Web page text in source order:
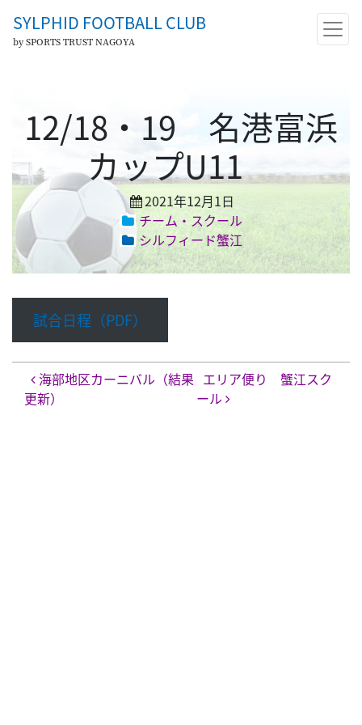
SYLPHID FOOTBALL CLUB
by SPORTS TRUST NAGOYA
12/18・19 名港富浜
カップU11
2021年12月1日
チーム・スクール
シルフィード蟹江
試合日程（PDF）
投稿ナビゲーション
海部地区カーニバル（結果
更新）
エリア便り 蟹江スク
ール